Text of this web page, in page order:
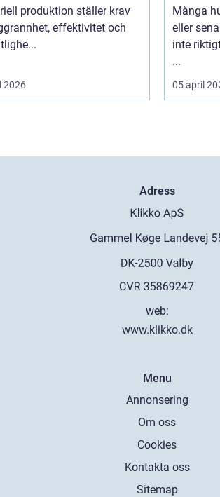
produktion ställer krav
effektivitet och
2026
Många
eller
inte
...
05 april
Adress
web:
www.klikko.dk
Menu
Annonsering
Om oss
Cookies
Kontakta oss
Sitemap